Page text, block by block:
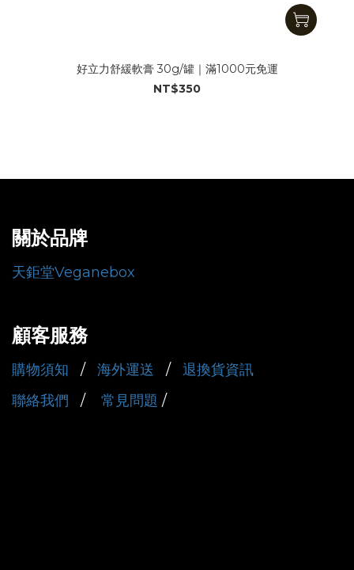
好立力舒緩軟膏 30g/罐｜滿1000元免運
NT$350
關於品牌
天鉅堂Veganebox
顧客服務
購物須知 / 海外運送 / 退換貨資訊
聯絡我們
/ 常見問題 /